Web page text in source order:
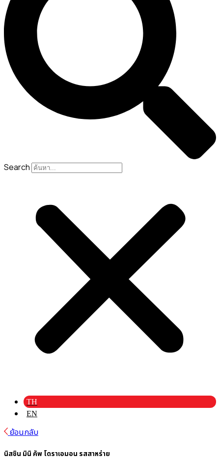
Search
TH
EN
ย้อนกลับ
นิสชิน มินิ คัพ โดราเอมอน รสสาหร่าย